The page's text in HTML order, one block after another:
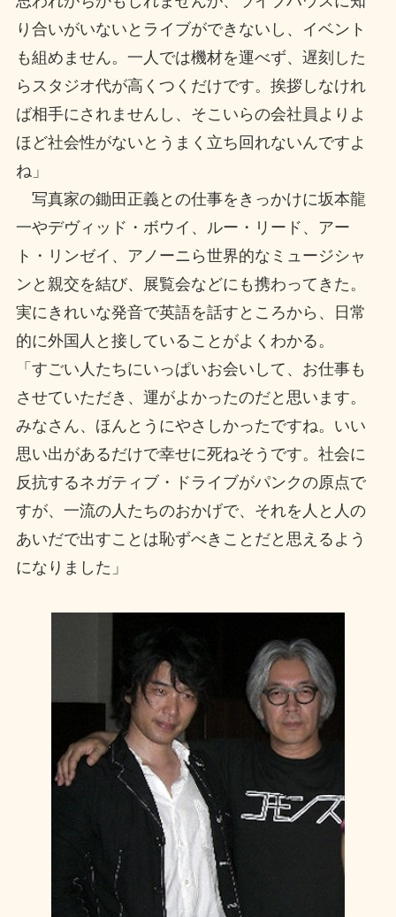
り合いがいないとライブができないし、イベント
も組めません。一人では機材を運べず、遅刻した
らスタジオ代が高くつくだけです。挨拶しなけれ
ば相手にされませんし、そこいらの会社員よりよ
ほど社会性がないとうまく立ち回れないんですよ
ね」
写真家の鋤田正義との仕事をきっかけに坂本龍
一やデヴィッド・ボウイ、ルー・リード、アー
ト・リンゼイ、アノーニら世界的なミュージシャ
ンと親交を結び、展覧会などにも携わってきた。
実にきれいな発音で英語を話すところから、日常
的に外国人と接していることがよくわかる。
「すごい人たちにいっぱいお会いして、お仕事も
させていただき、運がよかったのだと思います。
みなさん、ほんとうにやさしかったですね。いい
思い出があるだけで幸せに死ねそうです。社会に
反抗するネガティブ・ドライブがパンクの原点で
すが、一流の人たちのおかげで、それを人と人の
あいだで出すことは恥ずべきことだと思えるよう
になりました」